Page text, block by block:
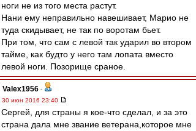
ноги не из того места растут.
Нани ему неправильно навешивает, Марио не
туда скидывает, не так по воротам бьет.
При том, что сам с левой так ударил во втором
тайме, как будто у него там лопата вместо
левой ноги. Позорище сраное.
Valex1956 -
30 июн 2016 23:40
Сергей, для страны я кое-что сделал, и за это
страна дала мне звание ветерана,которое мне